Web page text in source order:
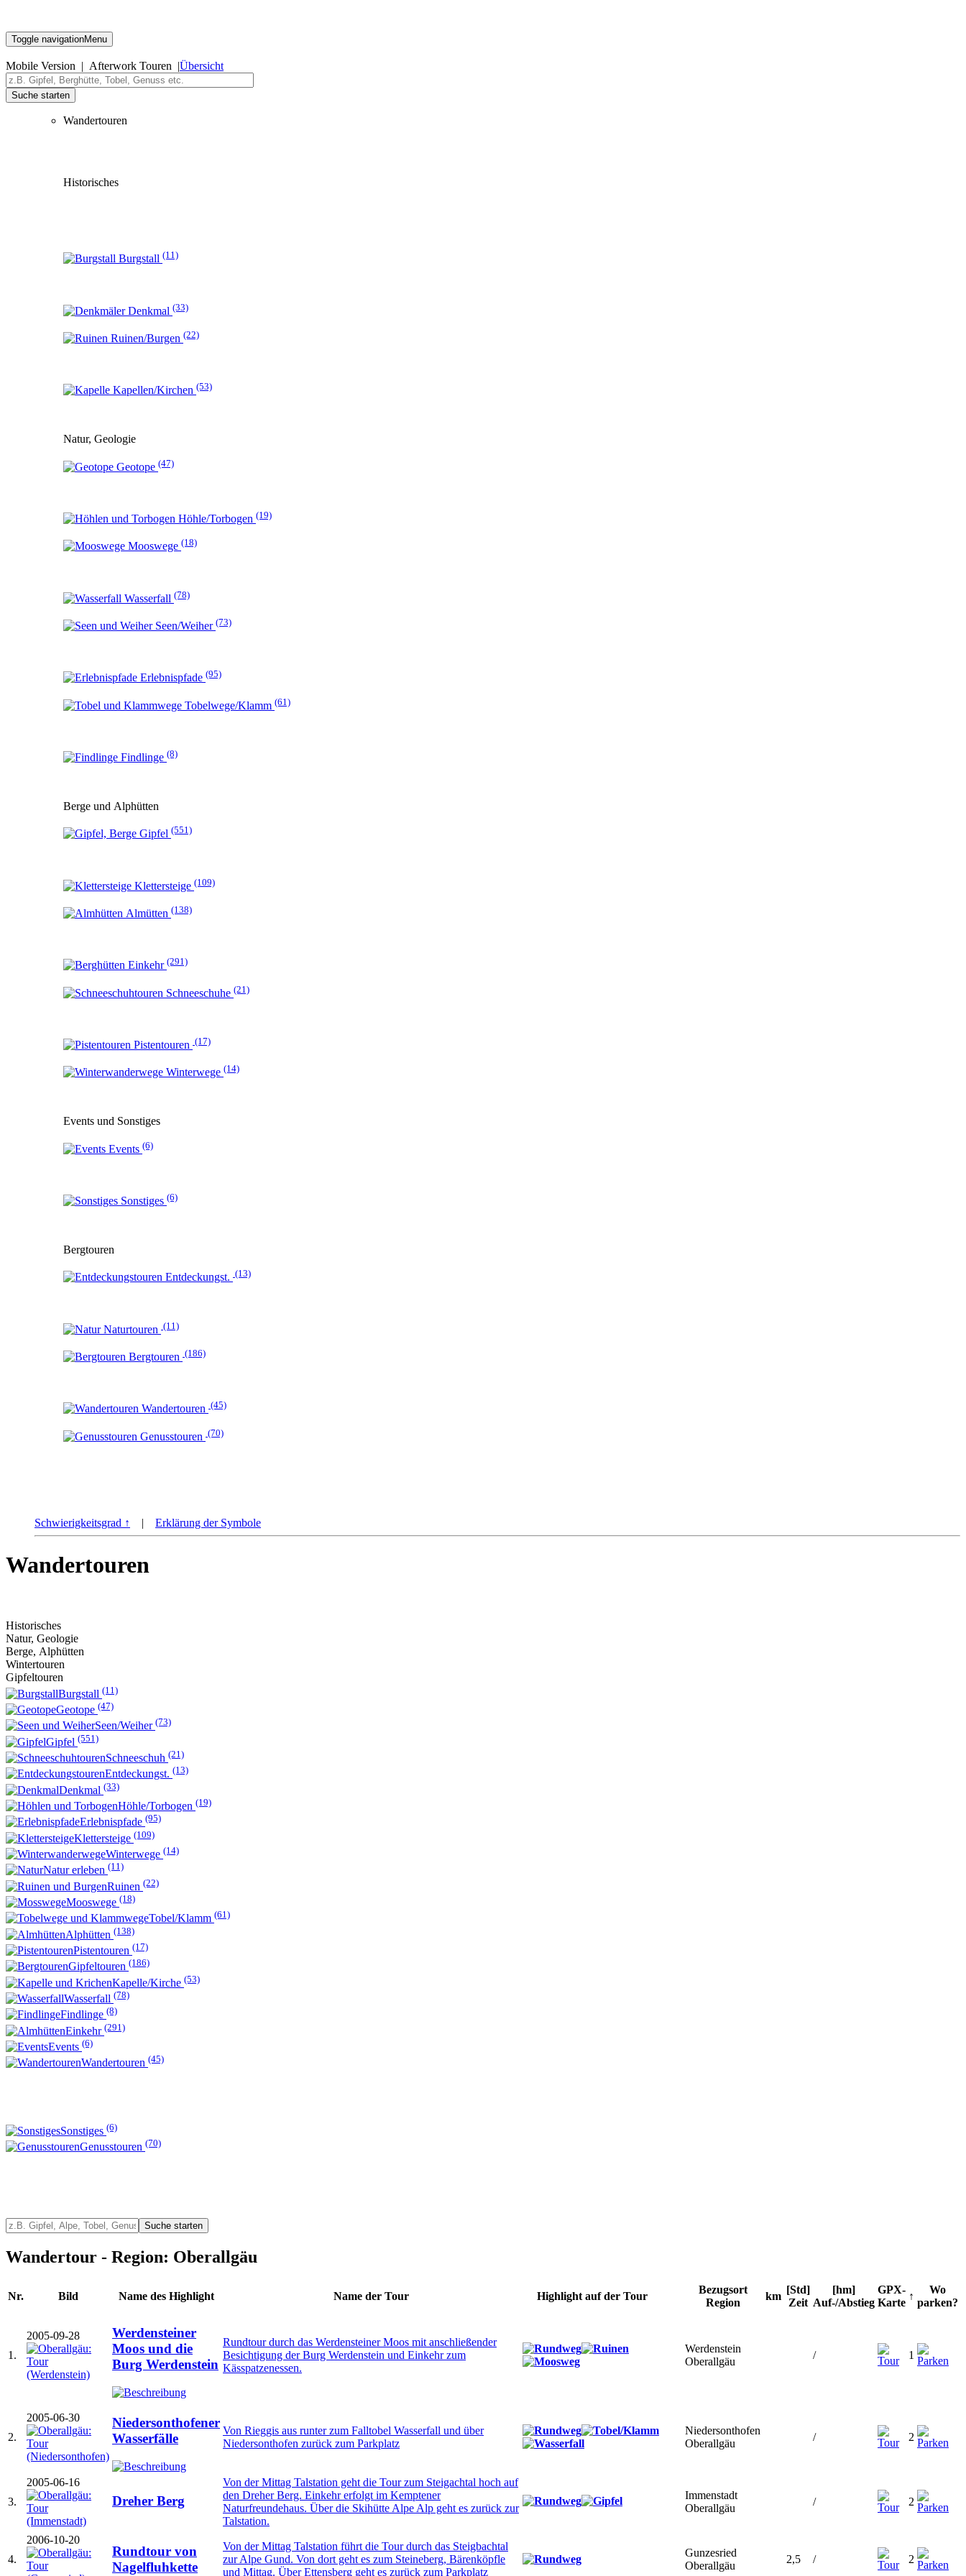
Toggle navigationMenu
Mobile Version | Afterwork Touren |Übersicht
Suche starten
Wandertouren
Historisches
Burgstall (11)
Denkmal (33)
Ruinen/Burgen (22)
Kapellen/Kirchen (53)
Natur, Geologie
Geotope (47)
Höhle/Torbogen (19)
Mooswege (18)
Wasserfall (78)
Seen/Weiher (73)
Erlebnispfade (95)
Tobelwege/Klamm (61)
Findlinge (8)
Berge und Alphütten
Gipfel (551)
Klettersteige (109)
Almütten (138)
Einkehr (291)
Schneeschuhe (21)
Pistentouren (17)
Winterwege (14)
Events und Sonstiges
Events (6)
Sonstiges (6)
Bergtouren
Entdeckungst. (13)
Naturtouren (11)
Bergtouren (186)
Wandertouren (45)
Genusstouren (70)
Schwierigkeitsgrad ↑ | Erklärung der Symbole
Wandertouren
Historisches
Natur, Geologie
Berge, Alphütten
Wintertouren
Gipfeltouren
Burgstall (11)
Geotope (47)
Seen/Weiher (73)
Gipfel (551)
Schneeschuh (21)
Entdeckungst. (13)
Denkmal (33)
Höhle/Torbogen (19)
Erlebnispfade (95)
Klettersteige (109)
Winterwege (14)
Natur erleben (11)
Ruinen (22)
Mooswege (18)
Tobel/Klamm (61)
Alphütten (138)
Pistentouren (17)
Gipfeltouren (186)
Kapelle/Kirche (53)
Wasserfall (78)
Findlinge (8)
Einkehr (291)
Events (6)
Wandertouren (45)
Sonstiges (6)
Genusstouren (70)
Wandertour - Region: Oberallgäu
Nr. Bild Name des Highlight Name der Tour Highlight auf der Tour
Bezugsort
Region
km
[Std]
Zeit
[hm]
Auf-/Abstieg
GPX-
Karte
↑
Wo
parken?
1.
2005-09-28
Werdensteiner
Moos und die
Burg Werdenstein
Rundtour durch das Werdensteiner Moos mit anschließender
Besichtigung der Burg Werdenstein und Einkehr zum
Kässpatzenessen.
Werdenstein
Oberallgäu
/ 1
2.
2005-06-30
Niedersonthofener
Wasserfälle
Von Rieggis aus runter zum Falltobel Wasserfall und über
Niedersonthofen zurück zum Parkplatz
Niedersonthofen
Oberallgäu
/ 2
3.
2005-06-16
Dreher Berg
Von der Mittag Talstation geht die Tour zum Steigachtal hoch auf
den Dreher Berg. Einkehr erfolgt im Kemptener
Naturfreundehaus. Über die Skihütte Alpe Alp geht es zurück zur
Talstation.
Immenstadt
Oberallgäu
/ 2
4.
2006-10-20
Rundtour von
Nagelfluhkette
Von der Mittag Talstation führt die Tour durch das Steigbachtal
zur Alpe Gund. Von dort geht es zum Steineberg, Bärenköpfle
und Mittag. Über Ettensberg geht es zurück zum Parkplatz
Gunzesried
Oberallgäu
2,5 / 2